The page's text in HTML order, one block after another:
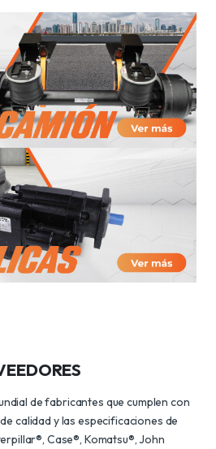
de fabricantes que cumplen con
calidad y las especificaciones de
Case®, Komatsu®, John